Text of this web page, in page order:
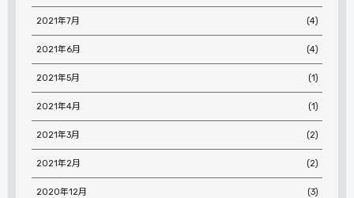
2021年7月 (4)
2021年6月 (4)
2021年5月 (1)
2021年4月 (1)
2021年3月 (2)
2021年2月 (2)
2020年12月 (3)